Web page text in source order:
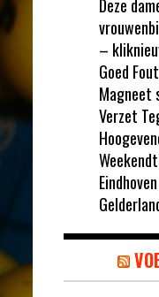
Deze
–
Goed
Verzet